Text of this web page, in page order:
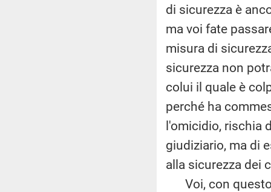
di sicurezza è
ma voi fate
misura di
sicurezza non
colui il quale è
perché ha
l'omicidio, rischia
giudiziario, ma di
alla sicurezza dei
Voi, con questo